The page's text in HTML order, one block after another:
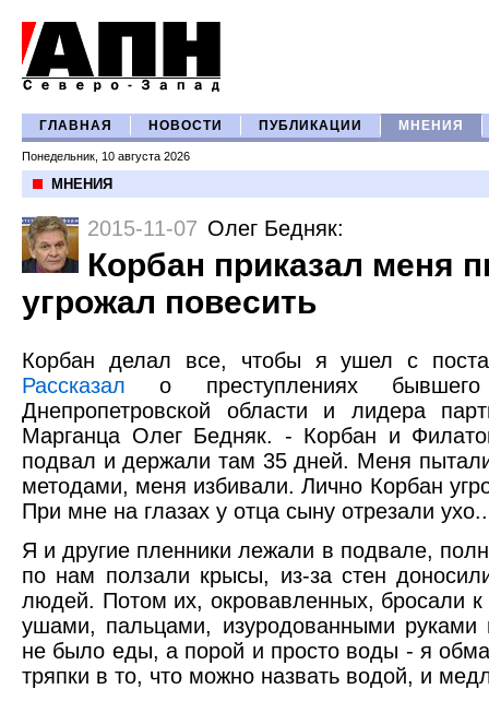
ГЛАВНАЯ НОВОСТИ ПУБЛИКАЦИИ МНЕНИЯ
Понедельник, 10 августа 2026
МНЕНИЯ
2015-11-07 Олег Бедняк:
Корбан приказал меня
угрожал повесить
Корбан делал все, чтобы я ушел с
Рассказал о преступлениях бывшего
Днепропетровской области и лидера
Марганца Олег Бедняк. - Корбан и
подвал и держали там 35 дней. Меня
методами, меня избивали. Лично Корбан
При мне на глазах у отца сыну отрезали
Я и другие пленники лежали в подвале,
по нам ползали крысы, из-за стен
людей. Потом их, окровавленных, бросали
ушами, пальцами, изуродованными
не было еды, а порой и просто воды - я
тряпки в то, что можно назвать водой, и